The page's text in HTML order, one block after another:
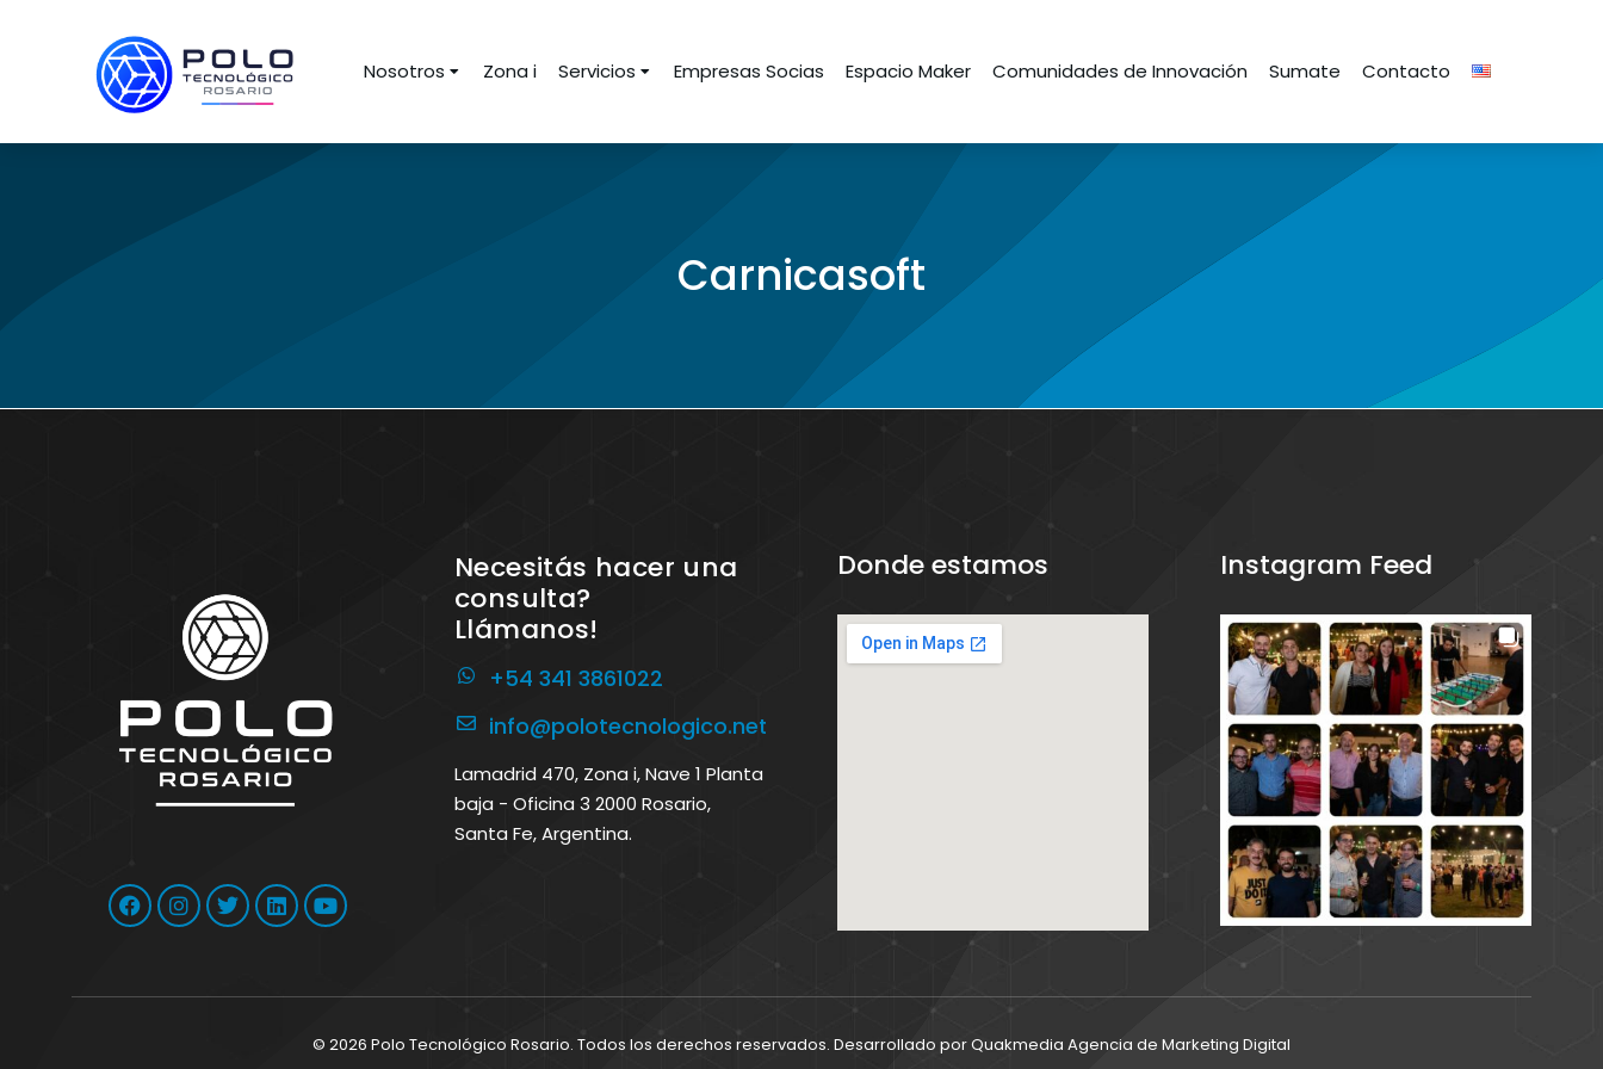
Nosotros Zona i Servicios Empresas Socias Espacio Maker Comunidades de Innovación Sumate Contacto
Carnicasoft
Necesitás hacer una
consulta?
Llámanos!
+54 341 3861022
info@polotecnologico.net
Lamadrid 470, Zona i, Nave 1 Planta
baja - Oficina 3 2000 Rosario,
Santa Fe, Argentina.
Donde estamos Instagram Feed
© 2026 Polo Tecnológico Rosario. Todos los derechos reservados. Desarrollado porQuakmedia Agencia de Marketing Digital